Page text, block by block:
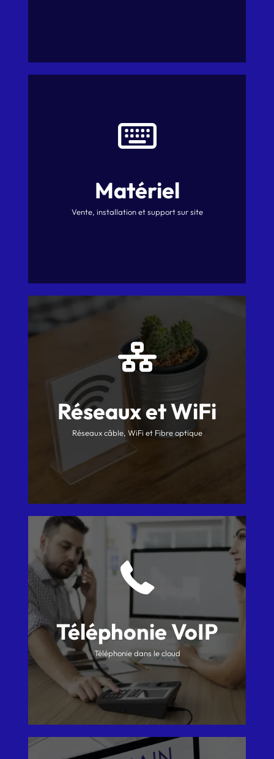
Matériel
Vente, installation et support sur site
Réseaux et WiFi
Réseaux câble, WiFi et Fibre optique
Téléphonie VoIP
Téléphonie dans le cloud